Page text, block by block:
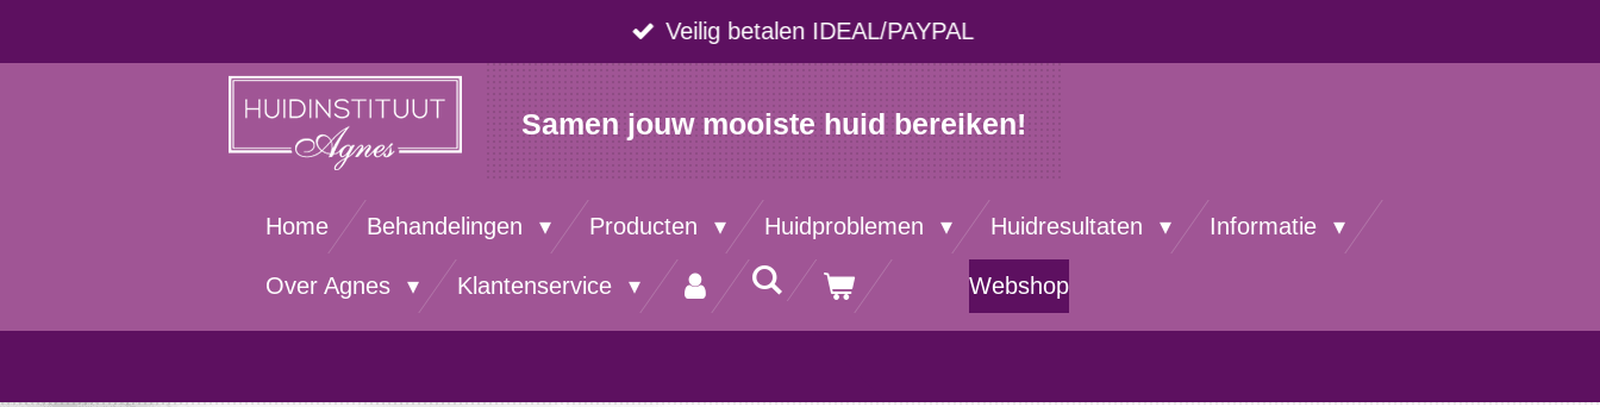
direct
Veilig betalen IDEAL/PAYPAL
Samen jouw mooiste huid bereiken!
Home Behandelingen Producten Huidproblemen Huidresultaten Informatie
Over Agnes Klantenservice Webshop